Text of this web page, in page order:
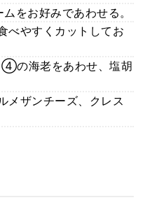
をお好みであわせる。
やすくカットしてお
海老をあわせ、塩胡
ザンチーズ、クレス